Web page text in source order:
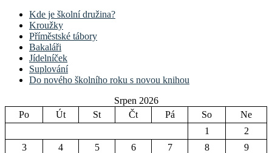
Kde je školní družina?
Kroužky
Příměstské tábory
Bakaláři
Jídelníček
Suplování
Do nového školního roku s novou knihou
Srpen 2026
Po
Út St Čt Pá So
Ne
1
2
3
4 5 6 7 8
9